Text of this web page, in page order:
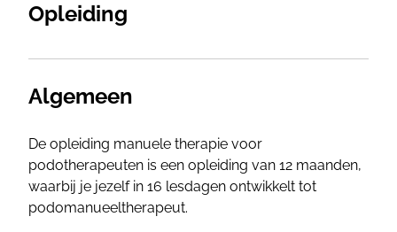
Opleiding
Algemeen
De opleiding manuele therapie voor
podotherapeuten is een opleiding van 12 maanden,
waarbij je jezelf in 16 lesdagen ontwikkelt tot
podomanueeltherapeut.